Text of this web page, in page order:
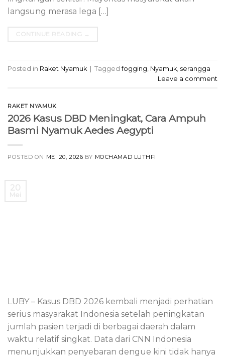
langsung merasa lega […]
Posted in Raket Nyamuk Taggedfogging Nyamuk serangga
Leave a comment
RAKET NYAMUK
2026 Kasus DBD Meningkat, Cara Ampuh
Basmi Nyamuk Aedes Aegypti
POSTED ON MEI 20, 2026 BY MOCHAMAD LUTHFI
LUBY – Kasus DBD 2026 kembali menjadi perhatian
serius masyarakat Indonesia setelah peningkatan
jumlah pasien terjadi di berbagai daerah dalam
waktu relatif singkat. Data dari CNN Indonesia
menunjukkan penyebaran dengue kini tidak hanya